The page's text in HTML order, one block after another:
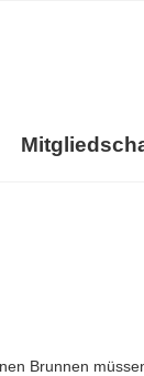
Brunnen